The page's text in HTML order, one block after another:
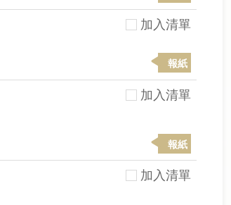
加入清單
報紙
加入清單
報紙
加入清單